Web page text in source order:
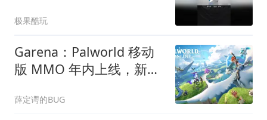
极果酷玩
Garena：Palworld 移动
版 MMO 年内上线，新增
薛定谔的BUG